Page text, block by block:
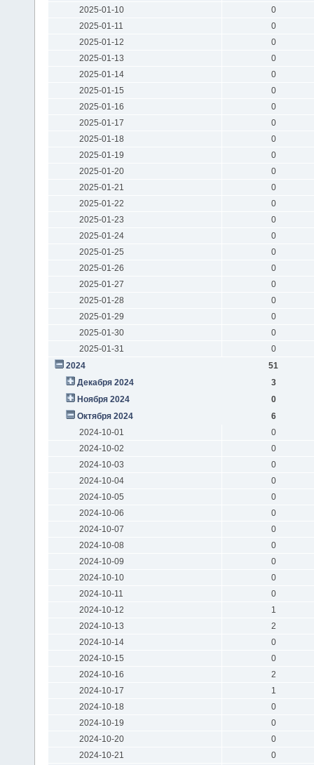
2025-01-10
0
2025-01-11
0
2025-01-12
0
2025-01-13
0
2025-01-14
0
2025-01-15
0
2025-01-16
0
2025-01-17
0
2025-01-18
0
2025-01-19
0
2025-01-20
0
2025-01-21
0
2025-01-22
0
2025-01-23
0
2025-01-24
0
2025-01-25
0
2025-01-26
0
2025-01-27
0
2025-01-28
0
2025-01-29
0
2025-01-30
0
2025-01-31
0
2024
51
Декабря 2024
3
Ноября 2024
0
Октября 2024
6
2024-10-01
0
2024-10-02
0
2024-10-03
0
2024-10-04
0
2024-10-05
0
2024-10-06
0
2024-10-07
0
2024-10-08
0
2024-10-09
0
2024-10-10
0
2024-10-11
0
2024-10-12
1
2024-10-13
2
2024-10-14
0
2024-10-15
0
2024-10-16
2
2024-10-17
1
2024-10-18
0
2024-10-19
0
2024-10-20
0
2024-10-21
0